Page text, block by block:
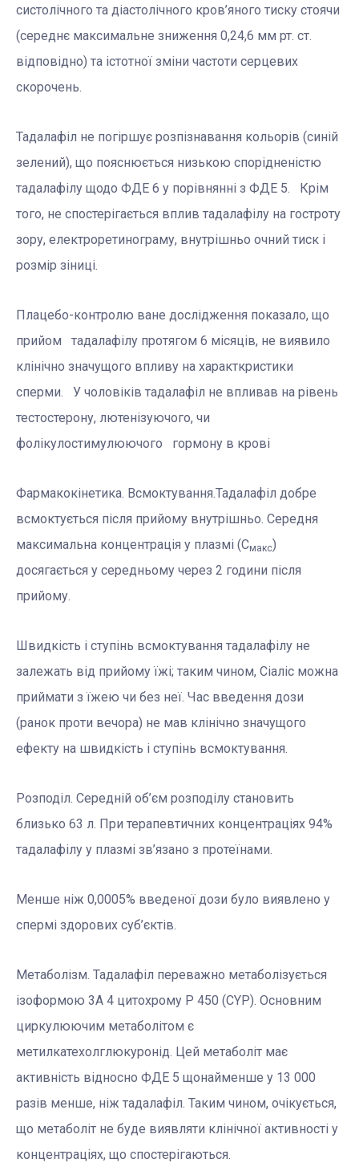
систолічного та діастолічного кров’яного тиску стоячи
(середнє максимальне зниження 0,24,6 мм рт. ст.
відповідно) та істотної зміни частоти серцевих
скорочень.
Тадалафіл не погіршує розпізнавання кольорів (синій
зелений), що пояснюється низькою спорідненістю
тадалафілу щодо ФДЕ 6 у порівнянні з ФДЕ 5. Крім
того, не спостерігається вплив тадалафілу на гостроту
зору, електроретинограму, внутрішньо очний тиск і
розмір зіниці.
Плацебо-контролю ване дослідження показало, що
прийом тадалафілу протягом 6 місяців, не виявило
клінічно значущого впливу на характкристики
сперми. У чоловіків тадалафіл не впливав на рівень
тестостерону, лютенізуючого, чи
фолікулостимулюючого гормону в крові
Фармакокінетика. Всмоктування.Тадалафіл добре
всмоктується після прийому внутрішньо. Середня
максимальна концентрація у плазмі (Смакс)
досягається у середньому через 2 години після
прийому.
Швидкість і ступінь всмоктування тадалафілу не
залежать від прийому їжі; таким чином, Сіаліс можна
приймати з їжею чи без неї. Час введення дози
(ранок проти вечора) не мав клінічно значущого
ефекту на швидкість і ступінь всмоктування.
Розподіл. Середній об’єм розподілу становить
близько 63 л. При терапевтичних концентраціях 94%
тадалафілу у плазмі зв’язано з протеїнами.
Менше ніж 0,0005% введеної дози було виявлено у
спермі здорових суб’єктів.
Метаболізм. Тадалафіл переважно метаболізується
ізоформою 3А 4 цитохрому Р 450 (CYP). Основним
циркулюючим метаболітом є
метилкатехолглюкуронід. Цей метаболіт має
активність відносно ФДЕ 5 щонайменше у 13 000
разів менше, ніж тадалафіл. Таким чином, очікується,
що метаболіт не буде виявляти клінічної активності у
концентраціях, що спостерігаються.